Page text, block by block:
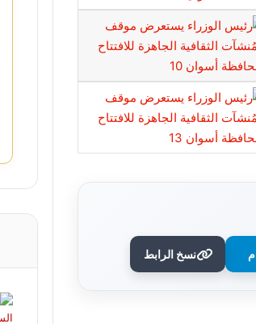
نسخ الرابط
الكهرباء في مقدمة الأولويات..